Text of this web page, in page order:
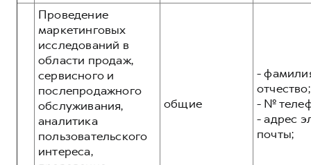
Проведение
маркетинговых
исследований в
области продаж,
сервисного и
послепродажного
обслуживания,
аналитика
пользовательского
интереса,
общие
-
отчество;
- №
- адрес
почты;